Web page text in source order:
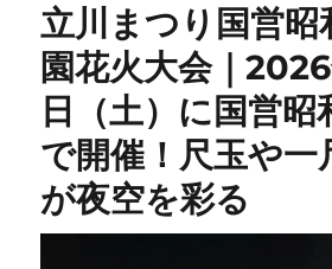
立川まつり国営昭
園花火大会｜
日（土）に国営昭
で開催！尺玉や一
が夜空を彩る